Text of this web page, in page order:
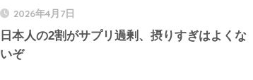
2026年4月7日
日本人の2割がサプリ過剰、摂りすぎはよくな
いぞ